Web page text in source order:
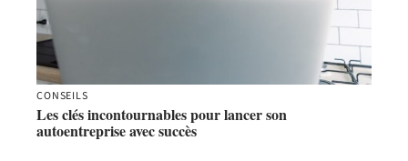
CONSEILS
Les clés incontournables pour lancer son
autoentreprise avec succès